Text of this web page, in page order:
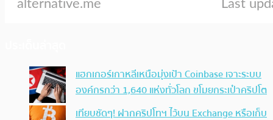
แฮกเกอร์เกาหลีเหนือมุ่งเป้า Coinbase เจาะระบบ
องค์กรกว่า 1,640 แห่งทั่วโลก ขโมยกระเป๋าคริปโต
เทียบชัดๆ! ฝากคริปโทฯ ไว้บน Exchange หรือเก็บ